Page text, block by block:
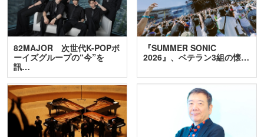
82MAJOR 次世代K-POPボ
ーイズグループの“今”を
訊…
『SUMMER SONIC
2026』、ベテラン3組の懐…